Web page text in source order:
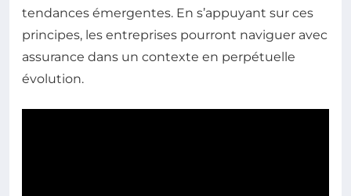
tendances émergentes. En s’appuyant sur ces
principes, les entreprises pourront naviguer avec
assurance dans un contexte en perpétuelle
évolution.